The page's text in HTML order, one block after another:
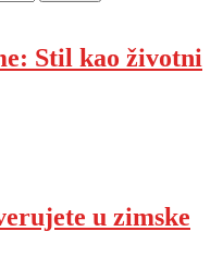
Stil kao životni
u zimske